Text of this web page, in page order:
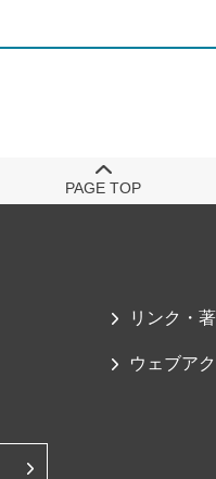
PAGE TOP
リンク・
ウェブア